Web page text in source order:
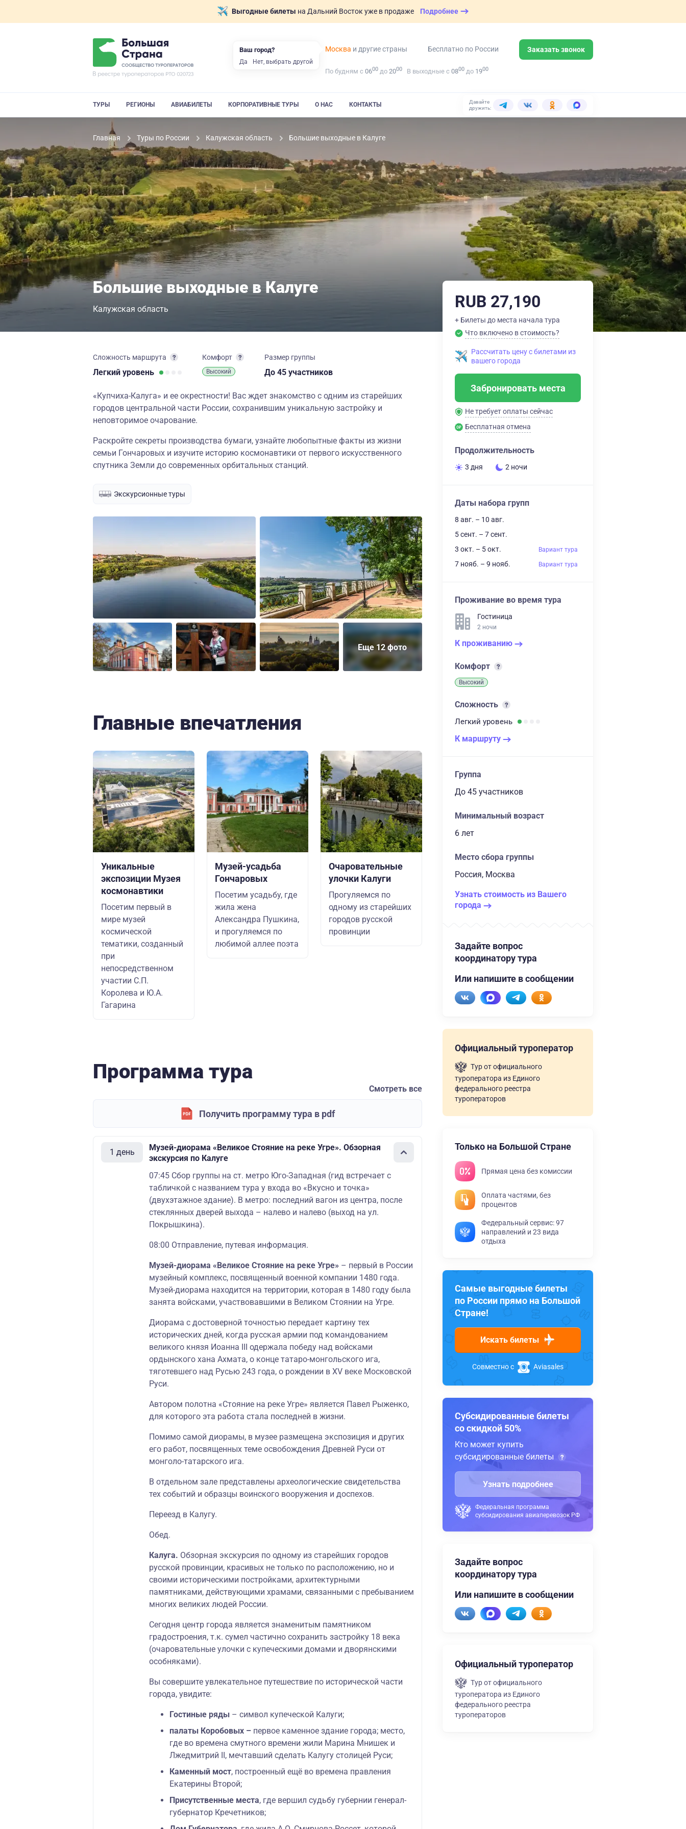
Выгодные билеты на Дальний Восток уже в продаже Подробнее
Москва и другие страны Бесплатно по России Заказать звонок
По будням с 0600 до 2000 В выходные с 0800 до 1900
ТУРЫ РЕГИОНЫ АВИАБИЛЕТЫ КОРПОРАТИВНЫЕ ТУРЫ О НАС КОНТАКТЫ
Давайте
дружить:
Главная Туры по России Калужская область Большие выходные в Калуге
Большие выходные в Калуге
Калужская область
Сложность маршрута
Легкий уровень
Комфорт
Высокий
Размер группы
до 45 участников
«Купчиха-Калуга» и ее окрестности! Вас ждет знакомство с одним из старейших
городов центральной части России, сохранившим уникальную застройку и
неповторимое очарование.
Раскройте секреты производства бумаги, узнайте любопытные факты из жизни
семьи Гончаровых и изучите историю космонавтики от первого искусственного
спутника Земли до современных орбитальных станций.
Экскурсионные туры
Еще 12 фото
Главные впечатления
Уникальные
экспозиции Музея
космонавтики
Посетим первый в
мире музей
космической
тематики, созданный
при
непосредственном
участии С.П.
Королева и Ю.А.
Гагарина
Музей-усадьба
Гончаровых
Посетим усадьбу, где
жила жена
Александра Пушкина,
и прогуляемся по
любимой аллее поэта
Очаровательные
улочки Калуги
Прогуляемся по
одному из старейших
городов русской
провинции
Программа тура
Смотреть все
Получить программу тура в pdf
1 день
Музей-диорама «Великое Стояние на реке Угре». Обзорная
экскурсия по Калуге
07:45 Сбор группы на ст. метро Юго-Западная (гид встречает с
табличкой с названием тура у входа во «Вкусно и точка»
(двухэтажное здание). В метро: последний вагон из центра, после
стеклянных дверей выхода – налево и налево (выход на ул.
Покрышкина).
08:00 Отправление, путевая информация.
Музей-диорама «Великое Стояние на реке Угре» – первый в России
музейный комплекс, посвященный военной компании 1480 года.
Музей-диорама находится на территории, которая в 1480 году была
занята войсками, участвовавшими в Великом Стоянии на Угре.
Диорама с достоверной точностью передает картину тех
исторических дней, когда русская армии под командованием
великого князя Иоанна III одержала победу над войсками
ордынского хана Ахмата, о конце татаро-монгольского ига,
тяготевшего над Русью 243 года, о рождении в XV веке Московской
Руси.
Автором полотна «Стояние на реке Угре» является Павел Рыженко,
для которого эта работа стала последней в жизни.
Помимо самой диорамы, в музее размещена экспозиция и других
его работ, посвященных теме освобождения Древней Руси от
монголо-татарского ига.
В отдельном зале представлены археологические свидетельства
тех событий и образцы воинского вооружения и доспехов.
Переезд в Калугу.
Обед.
Калуга. Обзорная экскурсия по одному из старейших городов
русской провинции, красивых не только по расположению, но и
своими историческими постройками, архитектурными
памятниками, действующими храмами, связанными с пребыванием
многих великих людей России.
Сегодня центр города является знаменитым памятником
градостроения, т.к. сумел частично сохранить застройку 18 века
(очаровательные улочки с купеческими домами и дворянскими
особняками).
Вы совершите увлекательное путешествие по исторической части
города, увидите:
Гостиные ряды – символ купеческой Калуги;
палаты Коробовых – первое каменное здание города; место,
где во времена смутного времени жили Марина Мнишек и
Лжедмитрий II, мечтавший сделать Калугу столицей Руси;
Каменный мост, построенный ещё во времена правления
Екатерины Второй;
Присутственные места, где вершил судьбу губернии генерал-
губернатор Кречетников;
RUB 27,190
+ Билеты до места начала тура
Что включено в стоимость?
Рассчитать цену с билетами из
вашего города
Забронировать места
Не требует оплаты сейчас
Бесплатная отмена
Продолжительность
3 дня 2 ночи
Даты набора групп
8 авг. – 10 авг.
5 сент. – 7 сент.
3 окт. – 5 окт.
Вариант тура
7 нояб. – 9 нояб. Вариант тура
Проживание во время тура
Гостиница
2 ночи
К проживанию
Комфорт
Высокий
Сложность
Легкий уровень
К маршруту
Группа
до 45 участников
Минимальный возраст
6 лет
Место сбора группы
Россия, Москва
Узнать стоимость из Вашего
города
Задайте вопрос
координатору тура
Или напишите в сообщении
Официальный туроператор
Тур от официального
туроператора из Единого
федерального реестра
туроператоров
Только на Большой Стране
Прямая цена без комиссии
Оплата частями, без
процентов
Федеральный сервис: 97
направлений и 23 вида
отдыха
Самые выгодные билеты
по России прямо на Большой
Стране!
Искать билеты
Совместно с Aviasales
Субсидированные билеты
со скидкой 50%
Кто может купить
субсидированные билеты
Узнать подробнее
Федеральная программа
субсидирования авиаперевозок РФ
Задайте вопрос
координатору тура
Или напишите в сообщении
Официальный туроператор
Тур от официального
туроператора из Единого
федерального реестра
туроператоров
Ваш город?
Да Нет, выбрать другой